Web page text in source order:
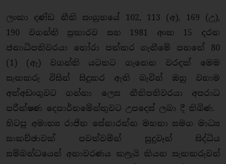
ලංකා දණ්ඩ නීති සංග්‍රහයේ 102, 113 (අ), 169 (උ),
190 වගන්ති ප්‍රකාරව සහ 1981 අංක 15 දරන
ජනාධිපතිවරයා තෝරා පත්කර ගැනීමේ පනතේ 80
(1) (ඇ) වගන්ති යටතට ගැනෙන වරදක් මෙම
සැකකරු විසින් සිදුකර ඇති බැවින් ඔහු වහාම
අත්අඩංගුවට ගන්නා ලෙස නීතිපතිවරයා අපරාධ
පරීක්ෂණ දෙපාර්තමේන්තුවට උපදෙස් ලබා දී තිබිණ.
හිටපු අමාත්‍ය රාජිත සේනාරත්න මහතා සමග මාධ්‍ය
සාකච්ඡාවක් පවත්වමින් සුදුවෑන් සිද්ධිය
සම්බන්ධයෙන් අනාවරණය කළැයි කියන සැකකරුවන්